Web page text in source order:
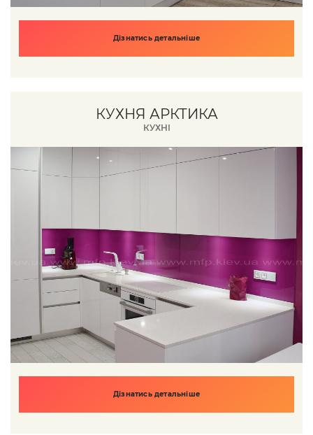
Дізнатись детальніше
КУХНЯ АРКТИКА
КУХНІ
Дізнатись детальніше